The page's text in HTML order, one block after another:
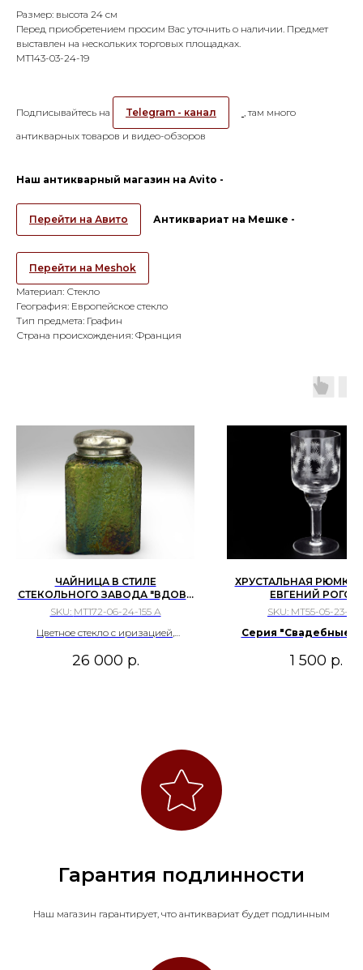
Размер: высота 24 см
Перед приобретением просим Вас уточнить о наличии. Предмет
выставлен на нескольких торговых площадках.
МТ143-03-24-19
Подписывайтесь на Telegram - канал
, там много
антикварных товаров и видео-обзоров
Наш антикварный магазин на Avito -
Перейти на Авито Антиквариат на Мешке -
Перейти на Meshok
Материал: Стекло
География: Европейское стекло
Тип предмета: Графин
Страна происхождения: Франция
ЧАЙНИЦА В СТИЛЕ
СТЕКОЛЬНОГО ЗАВОДА "ВДОВА
ИОХАННА ЛЕТЦА", ЗАПАДНАЯ
ЕВРОПА, КОНЕЦ ХIХ ВЕКА.
SKU: МТ172-06-24-155 А
Цветное стекло с иризацией,
26 000 р.
ХРУСТАЛЬНАЯ РЮМКА.
ЕВГЕНИЙ РОГОВ.
SKU: МТ55-05-23-
Серия "Свадебные".
1 500 р.
Гарантия подлинности
Наш магазин гарантирует, что антиквариат будет подлинным